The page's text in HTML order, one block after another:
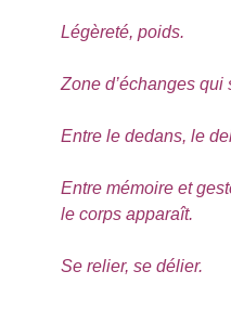
Légèreté, poids.
Zone d’échanges qui
Entre le dedans, le
Entre mémoire et
le corps apparaît.
Se relier, se délier.